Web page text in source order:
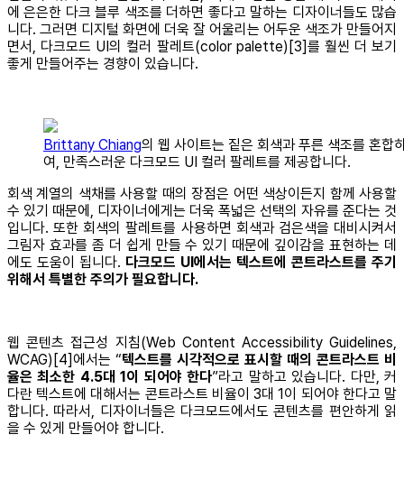
에 은은한 다크 블루 색조를 더하면 좋다고 말하는 디자이너들도 많습
니다. 그러면 디지털 화면에 더욱 잘 어울리는 어두운 색조가 만들어지
면서, 다크모드 UI의 컬러 팔레트(color palette)[3]를 훨씬 더 보기
좋게 만들어주는 경향이 있습니다.
Brittany Chiang의 웹 사이트는 짙은 회색과 푸른 색조를 혼합
여, 만족스러운 다크모드 UI 컬러 팔레트를 제공합니다.
회색 계열의 색채를 사용할 때의 장점은 어떤 색상이든지 함께 사용할
수 있기 때문에, 디자이너에게는 더욱 폭넓은 선택의 자유를 준다는 것
입니다. 또한 회색의 팔레트를 사용하면 회색과 검은색을 대비시켜서
그림자 효과를 좀 더 쉽게 만들 수 있기 때문에 깊이감을 표현하는 데
에도 도움이 됩니다. 다크모드 UI에서는 텍스트에 콘트라스트를 주기
위해서 특별한 주의가 필요합니다.
웹 콘텐츠 접근성 지침(Web Content Accessibility Guidelines,
WCAG)[4]에서는 “텍스트를 시각적으로 표시할 때의 콘트라스트 비
율은 최소한 4.5대 1이 되어야 한다”라고 말하고 있습니다. 다만, 커
다란 텍스트에 대해서는 콘트라스트 비율이 3대 1이 되어야 한다고 말
합니다. 따라서, 디자이너들은 다크모드에서도 콘텐츠를 편안하게 읽
을 수 있게 만들어야 합니다.